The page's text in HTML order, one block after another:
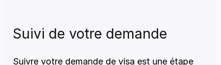
Suivi de votre demande
Suivre votre demande de visa est une étape